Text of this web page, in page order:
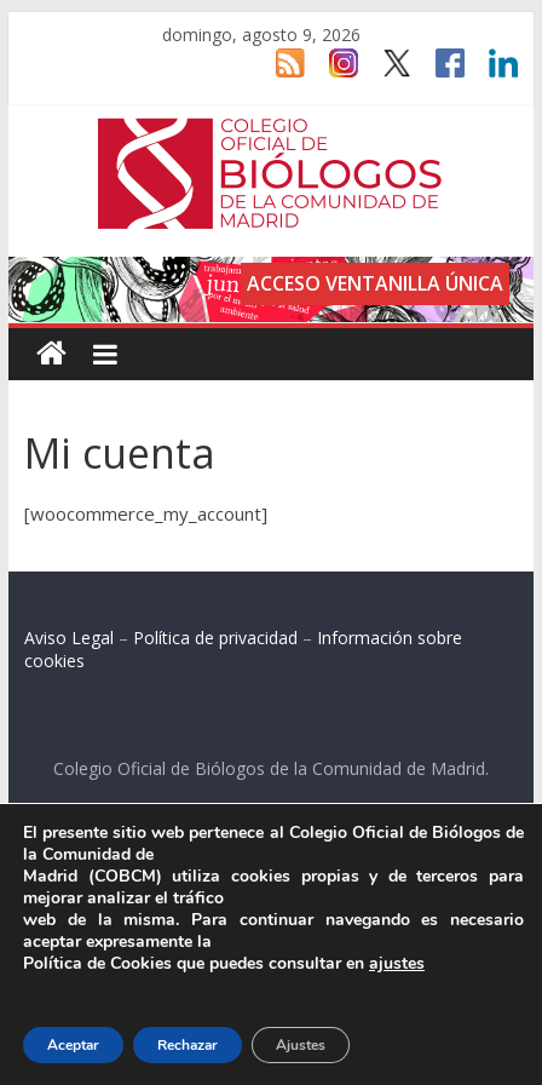
domingo, agosto 9, 2026
ACCESO VENTANILLA ÚNICA
Mi cuenta
[woocommerce_my_account]
Aviso Legal – Política de privacidad – Información sobre
cookies
Colegio Oficial de Biólogos de la Comunidad de Madrid.
El presente sitio web pertenece al Colegio Oficial de Biólogos de
la Comunidad de
Madrid (COBCM) utiliza cookies propias y de terceros para
mejorar analizar el tráfico
web de la misma. Para continuar navegando es necesario
aceptar expresamente la
Política de Cookies que puedes consultar en ajustes
Aceptar Rechazar Ajustes